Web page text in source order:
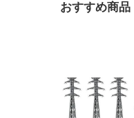
おすすめ商品